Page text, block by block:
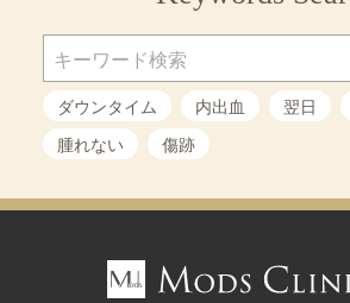
ダウンタイム 内出血 翌日
腫れない
傷跡